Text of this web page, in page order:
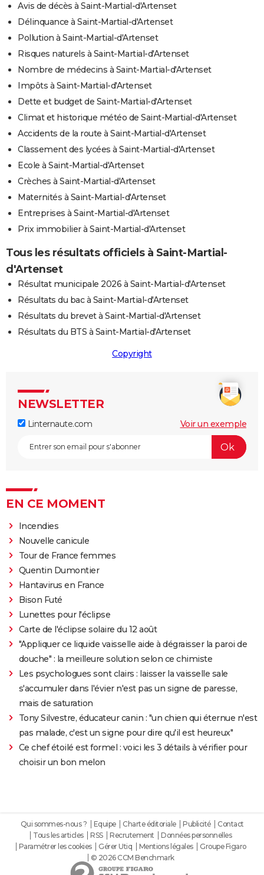
Avis de décès à Saint-Martial-d'Artenset
Délinquance à Saint-Martial-d'Artenset
Pollution à Saint-Martial-d'Artenset
Risques naturels à Saint-Martial-d'Artenset
Nombre de médecins à Saint-Martial-d'Artenset
Impôts à Saint-Martial-d'Artenset
Dette et budget de Saint-Martial-d'Artenset
Climat et historique météo de Saint-Martial-d'Artenset
Accidents de la route à Saint-Martial-d'Artenset
Classement des lycées à Saint-Martial-d'Artenset
Ecole à Saint-Martial-d'Artenset
Crèches à Saint-Martial-d'Artenset
Maternités à Saint-Martial-d'Artenset
Entreprises à Saint-Martial-d'Artenset
Prix immobilier à Saint-Martial-d'Artenset
Tous les résultats officiels à Saint-Martial-
d'Artenset
Résultat municipale 2026 à Saint-Martial-d'Artenset
Résultats du bac à Saint-Martial-d'Artenset
Résultats du brevet à Saint-Martial-d'Artenset
Résultats du BTS à Saint-Martial-d'Artenset
Copyright
NEWSLETTER
Linternaute.com Voir un exemple
EN CE MOMENT
Incendies
Nouvelle canicule
Tour de France femmes
Quentin Dumontier
Hantavirus en France
Bison Futé
Lunettes pour l'éclipse
Carte de l'éclipse solaire du 12 août
"Appliquer ce liquide vaisselle aide à dégraisser la paroi de
douche" : la meilleure solution selon ce chimiste
Les psychologues sont clairs : laisser la vaisselle sale
s'accumuler dans l'évier n'est pas un signe de paresse,
mais de saturation
Tony Silvestre, éducateur canin : "un chien qui éternue n'est
pas malade, c'est un signe pour dire qu'il est heureux"
Ce chef étoilé est formel : voici les 3 détails à vérifier pour
choisir un bon melon
Qui sommes-nous ? Equipe Charte éditoriale Publicité
Contact
Tous les articles
RSS Recrutement
Données personnelles
Paramétrer les cookies
Gérer Utiq Mentions légales
Groupe Figaro
© 2026 CCM Benchmark